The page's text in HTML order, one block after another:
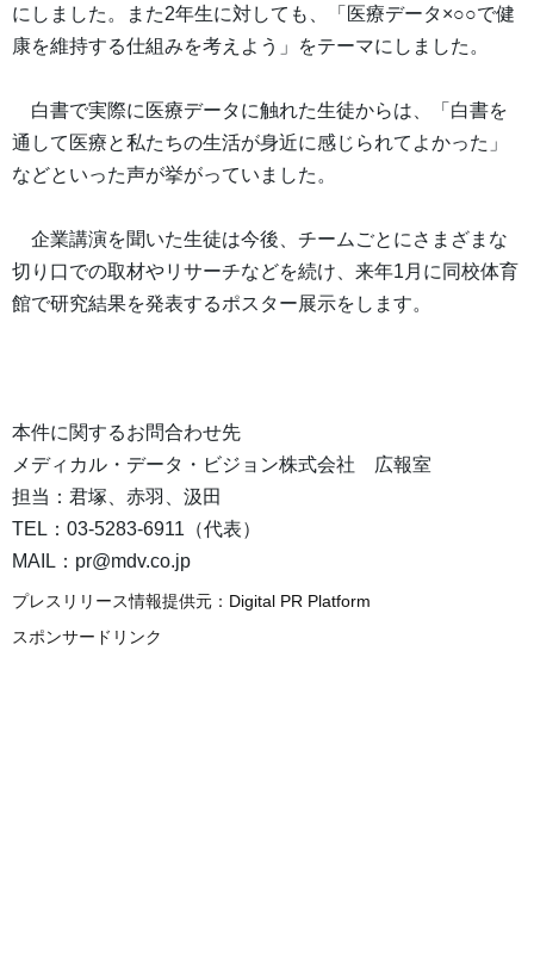
にしました。また2年生に対しても、「医療データ×○○で健
康を維持する仕組みを考えよう」をテーマにしました。
白書で実際に医療データに触れた生徒からは、「白書を
通して医療と私たちの生活が身近に感じられてよかった」
などといった声が挙がっていました。
企業講演を聞いた生徒は今後、チームごとにさまざまな
切り口での取材やリサーチなどを続け、来年1月に同校体育
館で研究結果を発表するポスター展示をします。
本件に関するお問合わせ先
メディカル・データ・ビジョン株式会社 広報室
担当：君塚、赤羽、汲田
TEL：03-5283-6911（代表）
MAIL：pr@mdv.co.jp
プレスリリース情報提供元： Digital PR Platform
スポンサードリンク